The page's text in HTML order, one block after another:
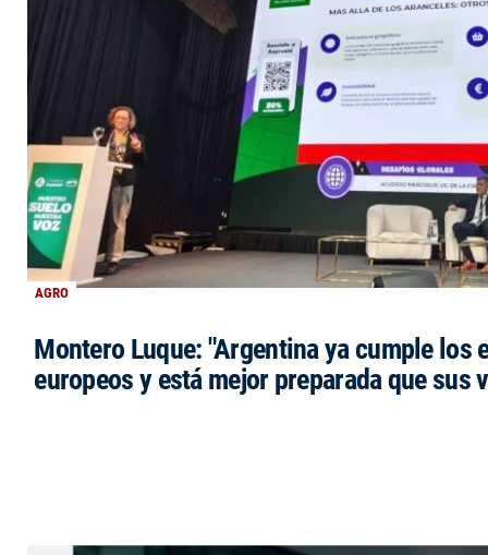
AGRO
Montero Luque: "Argentina ya cumple los
europeos y está mejor preparada que sus